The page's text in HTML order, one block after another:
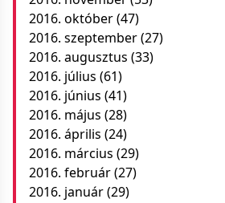
2016. október(47)
2016. szeptember(27)
2016. augusztus (33)
2016. július (61)
2016. június (41)
2016. május (28)
2016. április (24)
2016. március (29)
2016. február(27)
2016. január(29)